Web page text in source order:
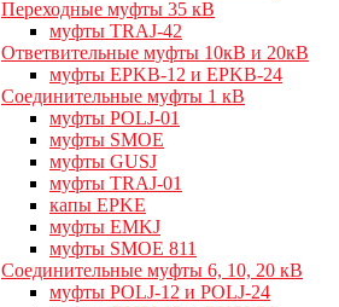
Переходные муфты 35 кВ
муфты TRAJ-42
Ответвительные муфты 10кВ и 20кВ
муфты EPKB-12 и EPKB-24
Cоединительные муфты 1 кВ
муфты POLJ-01
муфты SMOE
муфты GUSJ
муфты TRAJ-01
капы EPKE
муфты EMKJ
муфты SMOE 811
Соединительные муфты 6, 10, 20 кВ
муфты POLJ-12 и POLJ-24